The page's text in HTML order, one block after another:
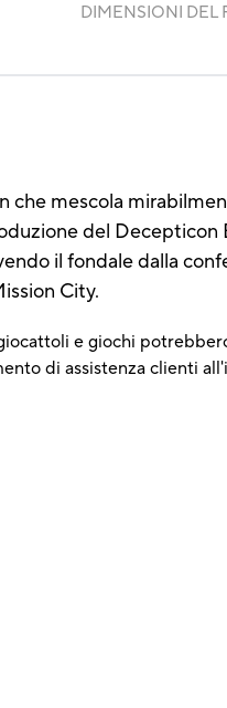
DIMENSIONI DEL
che mescola
del Decepticon
il fondale dalla
City.
e giochi
di assistenza clienti